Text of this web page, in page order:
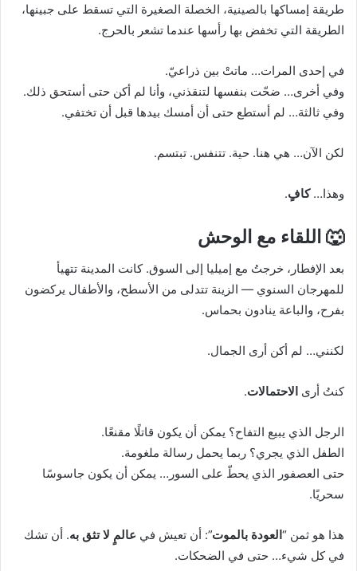
طريقة إمساكها بالصينية، الخصلة الصغيرة التي تسقط على جبينها،
الطريقة التي تخفض بها رأسها عندما تشعر بالحرج.
في إحدى المرات… ماتتْ بين ذراعيّ.
وفي أخرى… ضحّت بنفسها لتنقذني، وأنا لم أكن حتى أستحق ذلك.
وفي ثالثة… لم أستطع حتى أن أمسك بيدها قبل أن تختفي.
لكن الآن… هي هنا. حية. تتنفس. تبتسم.
وهذا…كافٍ.
🐺 اللقاء مع الوحش
بعد الإفطار، خرجتُ مع إميليا إلى السوق. كانت المدينة تتهيأ
للمهرجان السنوي — الزينة تتدلى من الأسطح، والأطفال يركضون
بفرح، والباعة ينادون بحماس.
لكنني… لم أكن أرى الجمال.
كنتُ أرى الاحتمالات.
الرجل الذي يبيع التفاح؟ يمكن أن يكون قاتلًا مقنعًا.
الطفل الذي يجري؟ ربما يحمل رسالة ملغومة.
حتى العصفور الذي يحطّ على السور… يمكن أن يكون جاسوسًا
سحريًا.
هذا هو ثمن “العودة بالموت”: أن تعيش في عالمٍ لا تثق به. أن تشك
في كل شيء… حتى في الضحكات.